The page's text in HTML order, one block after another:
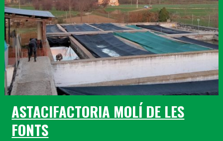
ASTACIFACTORIA MOLÍ DE LES
FONTS